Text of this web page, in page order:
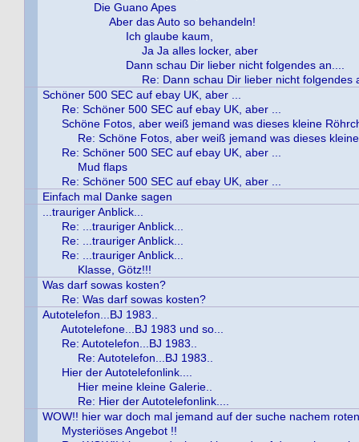
Die Guano Apes
Aber das Auto so behandeln!
Ich glaube kaum,
Ja Ja alles locker, aber
Dann schau Dir lieber nicht folgendes an....
Re: Dann schau Dir lieber nicht folgendes
Schöner 500 SEC auf ebay UK, aber ...
Re: Schöner 500 SEC auf ebay UK, aber ...
Schöne Fotos, aber weiß jemand was dieses kleine
Re: Schöne Fotos, aber weiß jemand was dieses
Re: Schöner 500 SEC auf ebay UK, aber ...
Mud flaps
Re: Schöner 500 SEC auf ebay UK, aber ...
Einfach mal Danke sagen
...trauriger Anblick...
Re: ...trauriger Anblick...
Re: ...trauriger Anblick...
Re: ...trauriger Anblick...
Klasse, Götz!!!
Was darf sowas kosten?
Re: Was darf sowas kosten?
Autotelefon...BJ 1983..
Autotelefone...BJ 1983 und so...
Re: Autotelefon...BJ 1983..
Re: Autotelefon...BJ 1983..
Hier der Autotelefonlink....
Hier meine kleine Galerie..
Re: Hier der Autotelefonlink....
WOW!! hier war doch mal jemand auf der suche nachem
Mysteriöses Angebot !!